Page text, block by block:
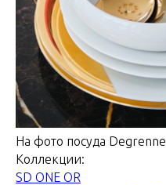
На фото посуда Degrenne
Коллекции:
SD ONE OR